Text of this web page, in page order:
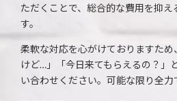
ただくことで、総合的な費用を抑え
す。
柔軟な対応を心がけておりますた
けど…」「今日来てもらえるの？」
い合わせください。可能な限り全力